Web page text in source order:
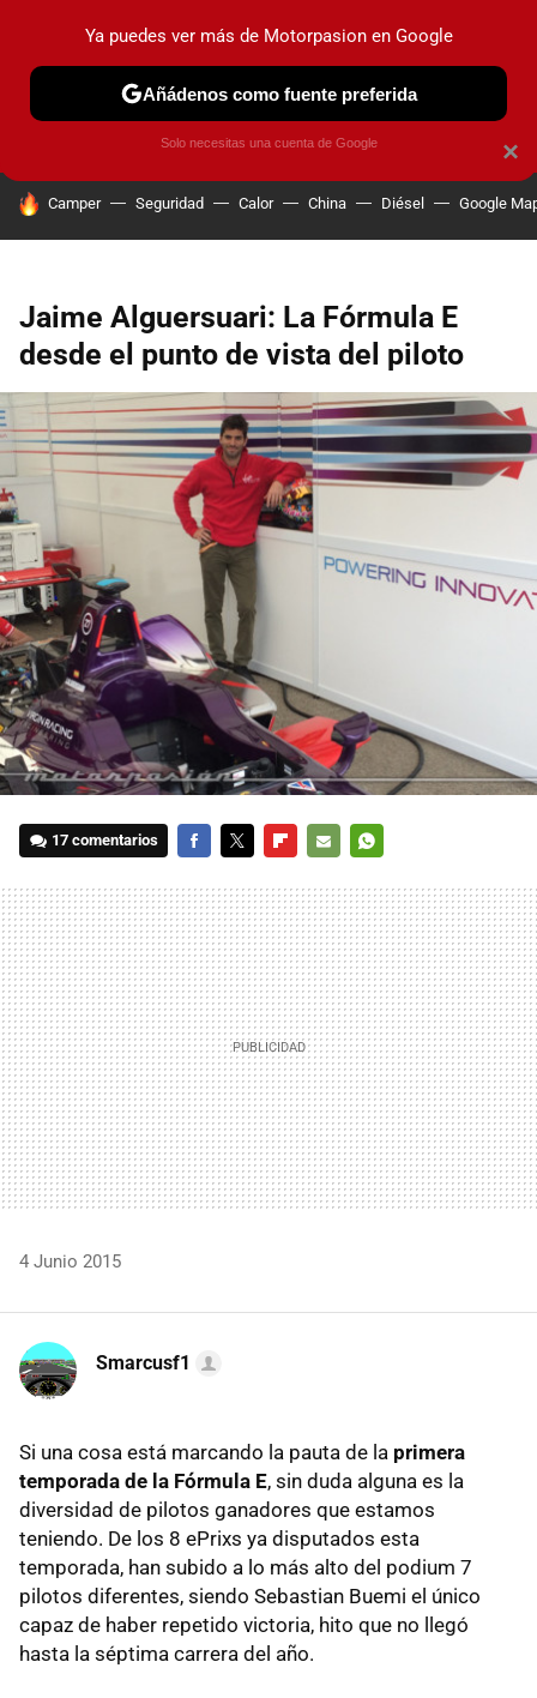
PRUEBAS COCHES ELÉCTRICOS OBSERVATORIO
HOY SE HABLA DE
Camper Seguridad Calor China Diésel Google
Jaime Alguersuari: La Fórmula E
desde el punto de vista del piloto
17 comentarios
MAIL
4 Junio 2015
Smarcusf1
Si una cosa está marcando la pauta de la primera
temporada de la Fórmula E, sin duda alguna es la
diversidad de pilotos ganadores que estamos
teniendo. De los 8 ePrixs ya disputados esta
temporada, han subido a lo más alto del podium 7
pilotos diferentes, siendo Sebastian Buemi el único
capaz de haber repetido victoria, hito que no llegó
hasta la séptima carrera del año.
×
Ya puedes ver más de Motorpasion en Google
Añádenos como fuente preferida
Solo necesitas una cuenta de Google